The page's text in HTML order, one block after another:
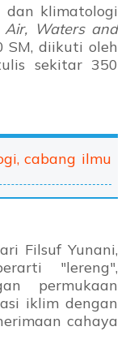
dan klimatologi
Air, Waters and
SM, diikuti oleh
sekitar 350
cabang ilmu
Filsuf Yunani,
"lereng",
permukaan
iklim dengan
cahaya